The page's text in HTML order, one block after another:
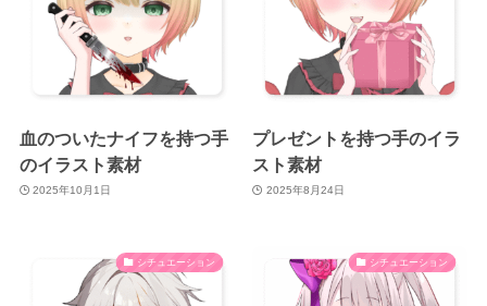
血のついたナイフを持つ手
のイラスト素材
2025年10月1日
プレゼントを持つ手のイラ
スト素材
2025年8月24日
シチュエーション シチュエーション